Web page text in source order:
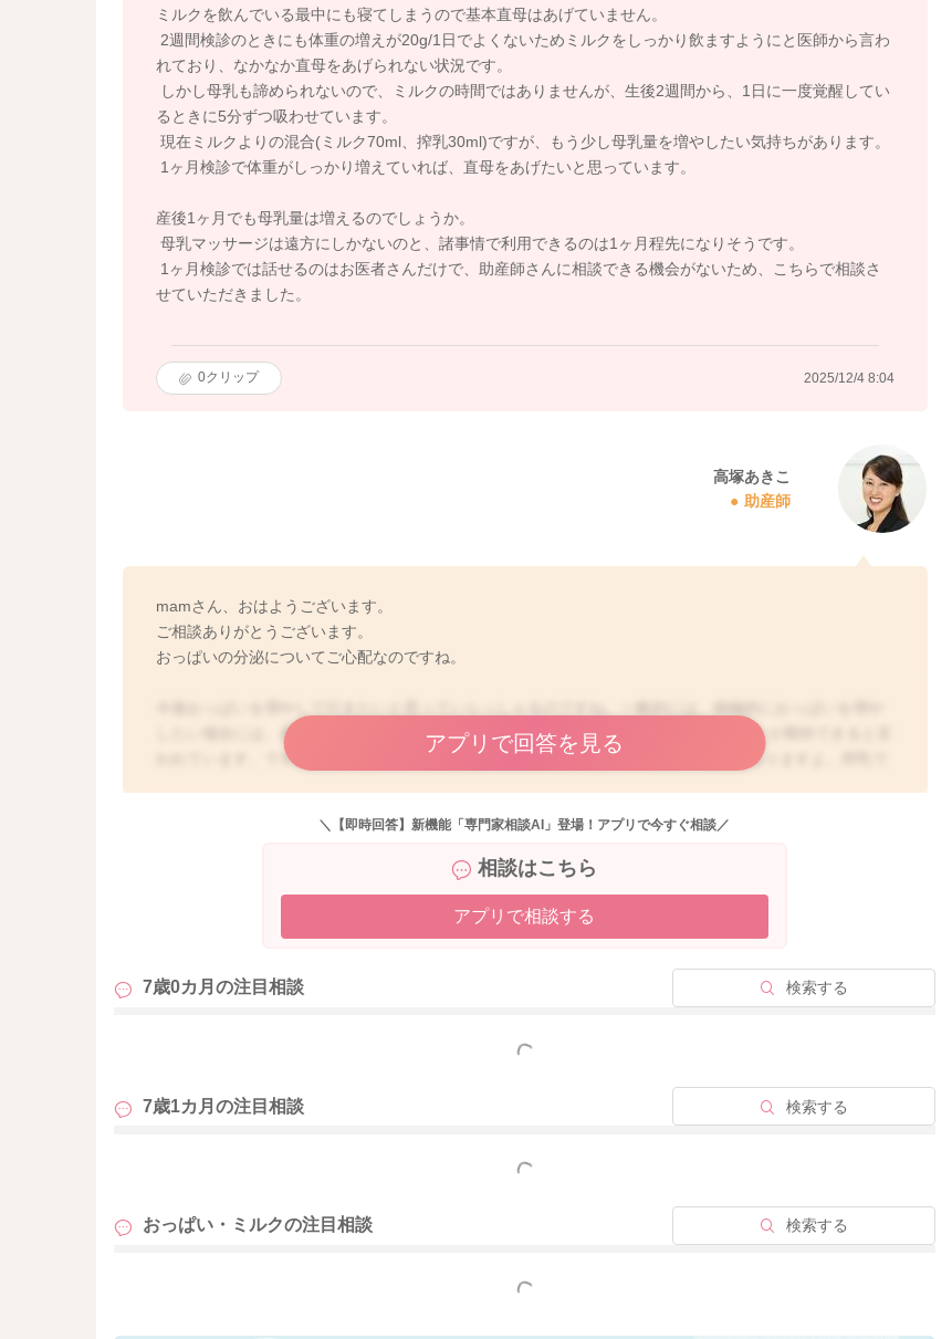
ミルクを飲んでいる最中にも寝てしまうので基本直母はあげていません。
2週間検診のときにも体重の増えが20g/1日でよくないためミルクをしっかり飲ますようにと医師から言わ
れており、なかなか直母をあげられない状況です。
しかし母乳も諦められないので、ミルクの時間ではありませんが、生後2週間から、1日に一度覚醒してい
るときに5分ずつ吸わせています。
現在ミルクよりの混合(ミルク70ml、搾乳30ml)ですが、もう少し母乳量を増やしたい気持ちがあります。
1ヶ月検診で体重がしっかり増えていれば、直母をあげたいと思っています。
産後1ヶ月でも母乳量は増えるのでしょうか。
母乳マッサージは遠方にしかないのと、諸事情で利用できるのは1ヶ月程先になりそうです。
1ヶ月検診では話せるのはお医者さんだけで、助産師さんに相談できる機会がないため、こちらで相談さ
せていただきました。
0クリップ 2025/12/4 8:04
高塚あきこ
助産師
mamさん、おはようございます。
ご相談ありがとうございます。
おっぱいの分泌についてご心配なのですね。
したい場合には、産後3ヶ月頃までにケアをなさると、おっぱいの分泌が増えていくことが期待できると言
われています。ですので、mamさんの場合には、まだまだおっぱいが増える可能性はありますよ。搾乳で
飲んでいる場合も多いので、搾乳であまり搾れていないようにお感じになっても、意外と飲めていたりす
その日のご体調によって、おっぱいの分泌量は増減するとも言われます。1日の中でも、おっぱいの濃度や
量などが変化すると言われています。一般的には、お疲れがたまっていたり、栄養不足、水分不足などの
場合には、一時的に分泌量が減ることもありますよ。ですが、分泌量が減ってしまってもお子さんに頻回
例えばママさんが疲れていらっしゃったり、おっぱいが出ていないのではないかというストレスや不安を
今どのくらい搾乳なさってくださっているか分かりませんが、一般的には、授乳や搾乳回数が8回以上あれ
ば、分泌向上に期待ができると言われています。1日5回は分泌維持に必要ですが、これより下回ると分泌
や搾乳をなさった方が安心です。ですので、もし今後おっぱいを増やしたい場合には、搾乳の回数を増や
アプリで回答を見る
＼【即時回答】新機能「専門家相談AI」登場！アプリで今すぐ相談／
相談はこちら
アプリで相談する
7歳0カ月の注目相談 検索する
もっと見る
7歳1カ月の注目相談 検索する
もっと見る
おっぱい・ミルクの注目相談 検索する
もっと見る